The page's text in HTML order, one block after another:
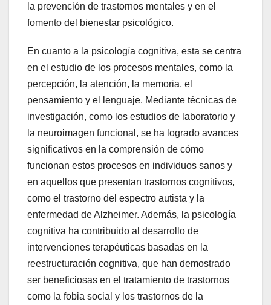
la prevención de trastornos mentales y en el
fomento del bienestar psicológico.
En cuanto a la psicología cognitiva, esta se centra
en el estudio de los procesos mentales, como la
percepción, la atención, la memoria, el
pensamiento y el lenguaje. Mediante técnicas de
investigación, como los estudios de laboratorio y
la neuroimagen funcional, se ha logrado avances
significativos en la comprensión de cómo
funcionan estos procesos en individuos sanos y
en aquellos que presentan trastornos cognitivos,
como el trastorno del espectro autista y la
enfermedad de Alzheimer. Además, la psicología
cognitiva ha contribuido al desarrollo de
intervenciones terapéuticas basadas en la
reestructuración cognitiva, que han demostrado
ser beneficiosas en el tratamiento de trastornos
como la fobia social y los trastornos de la